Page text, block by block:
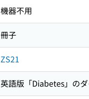
機器不用
冊子
ZS21
英語版「Diabetes」の